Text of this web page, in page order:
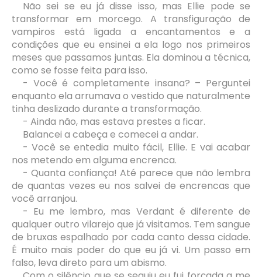
Não sei se eu já disse isso, mas Ellie pode se
transformar em morcego. A transfiguração de
vampiros está ligada a encantamentos e a
condições que eu ensinei a ela logo nos primeiros
meses que passamos juntas. Ela dominou a técnica,
como se fosse feita para isso.
- Você é completamente insana? – Perguntei
enquanto ela arrumava o vestido que naturalmente
tinha deslizado durante a transformação.
- Ainda não, mas estava prestes a ficar.
Balancei a cabeça e comecei a andar.
- Você se entedia muito fácil, Ellie. E vai acabar
nos metendo em alguma encrenca.
- Quanta confiança! Até parece que não lembra
de quantas vezes eu nos salvei de encrencas que
você arranjou.
- Eu me lembro, mas Verdant é diferente de
qualquer outro vilarejo que já visitamos. Tem sangue
de bruxas espalhado por cada canto dessa cidade.
É muito mais poder do que eu já vi. Um passo em
falso, leva direto para um abismo.